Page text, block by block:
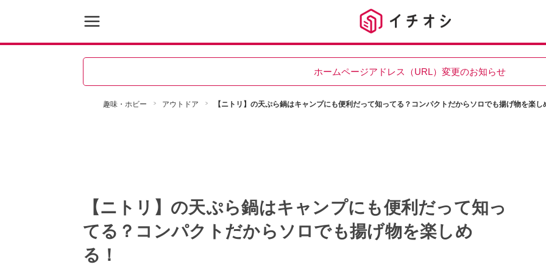
ホームページアドレス（URL）変更のお知らせ
趣味・ホビー アウトドア 【ニトリ】の天ぷら鍋はキャンプにも便利だって知ってる？コンパクトだからソロでも揚げ物を楽し
【ニトリ】の天ぷら鍋はキャンプにも便利だって知っ
てる？コンパクトだからソロでも揚げ物を楽しめ
る！